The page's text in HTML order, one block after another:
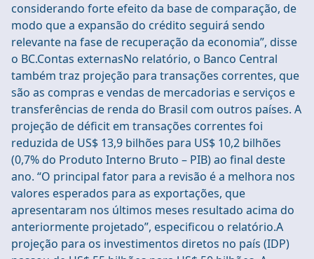
considerando forte efeito da base de comparação, de
modo que a expansão do crédito seguirá sendo
relevante na fase de recuperação da economia”, disse
o BC.Contas externasNo relatório, o Banco Central
também traz projeção para transações correntes, que
são as compras e vendas de mercadorias e serviços e
transferências de renda do Brasil com outros países. A
projeção de déficit em transações correntes foi
reduzida de US$ 13,9 bilhões para US$ 10,2 bilhões
(0,7% do Produto Interno Bruto – PIB) ao final deste
ano. “O principal fator para a revisão é a melhora nos
valores esperados para as exportações, que
apresentaram nos últimos meses resultado acima do
anteriormente projetado”, especificou o relatório.A
projeção para os investimentos diretos no país (IDP)